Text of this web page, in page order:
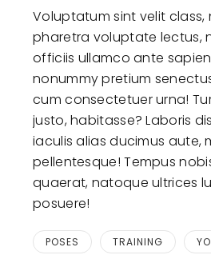
Voluptatum sint velit class,
pharetra voluptate lectus,
officiis ullamco ante
nonummy pretium
cum consectetuer urna!
justo, habitasse? Laboris
iaculis alias ducimus aute,
pellentesque! Tempus
quaerat, natoque ultrices
posuere!
POSES TRAINING